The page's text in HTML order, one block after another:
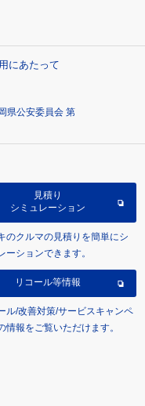
にあたって
県公安委員会 第
見積り
シミュレーション
のクルマの見積りを簡単にシ
ーションできます。
リコール等情報
ル/改善対策/サービスキャンペ
情報をご覧いただけます。